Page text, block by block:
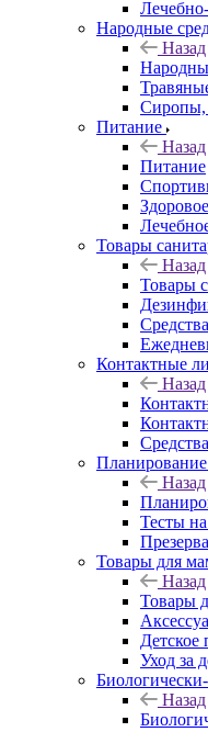
Народные
Назад
Сиропы,
Питание
Назад
Питание
Товары
Назад
Товары
Контактные
Назад
Назад
Тесты
Товары для
Назад
Товары
Детское
Уход за
Назад